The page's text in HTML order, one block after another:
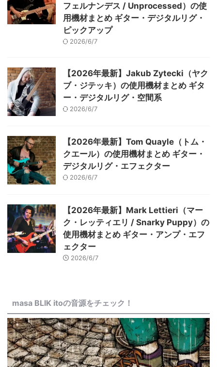
フェルナンデス / Unprocessed）の使
用機材まとめ ギター・デジタルリグ・
ピックアップ
2026/6/7
【2026年最新】Jakub Zytecki（ヤク
ブ・ジテッキ）の使用機材まとめ ギタ
ー・デジタルリグ・空間系
2026/6/7
【2026年最新】Tom Quayle（トム・
クエール）の使用機材まとめ ギター・
デジタルリグ・エフェクター
2026/6/7
【2026年最新】Mark Lettieri（マー
ク・レッティエリ / Snarky Puppy）の
使用機材まとめ ギター・アンプ・エフ
ェクター
2026/6/7
masa BLIK itoの音源をチェック！